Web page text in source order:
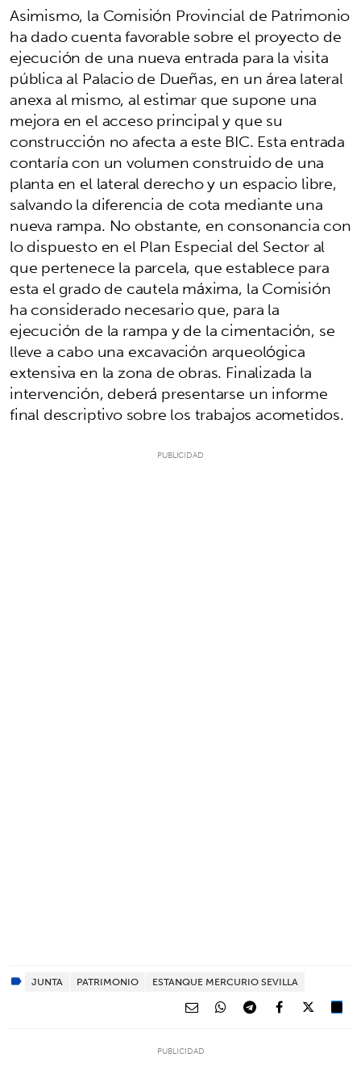
Asimismo, la Comisión Provincial de Patrimonio
ha dado cuenta favorable sobre el proyecto de
ejecución de una nueva entrada para la visita
pública al Palacio de Dueñas, en un área lateral
anexa al mismo, al estimar que supone una
mejora en el acceso principal y que su
construcción no afecta a este BIC. Esta entrada
contaría con un volumen construido de una
planta en el lateral derecho y un espacio libre,
salvando la diferencia de cota mediante una
nueva rampa. No obstante, en consonancia con
lo dispuesto en el Plan Especial del Sector al
que pertenece la parcela, que establece para
esta el grado de cautela máxima, la Comisión
ha considerado necesario que, para la
ejecución de la rampa y de la cimentación, se
lleve a cabo una excavación arqueológica
extensiva en la zona de obras. Finalizada la
intervención, deberá presentarse un informe
final descriptivo sobre los trabajos acometidos.
JUNTA PATRIMONIO ESTANQUE MERCURIO SEVILLA